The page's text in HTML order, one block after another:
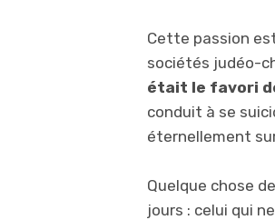
Cette passion
sociétés judéo-
était le favori
conduit à se
éternellement
Quelque chose
jours : celui qui